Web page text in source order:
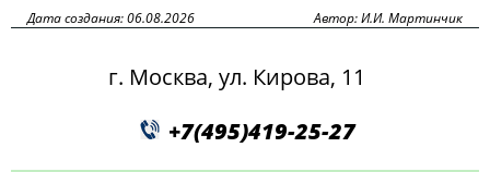
Дата создания: 06.08.2026 Автор: И.И. Мартинчик
г. Москва, ул. Кирова, 11
+7(495)419-25-27